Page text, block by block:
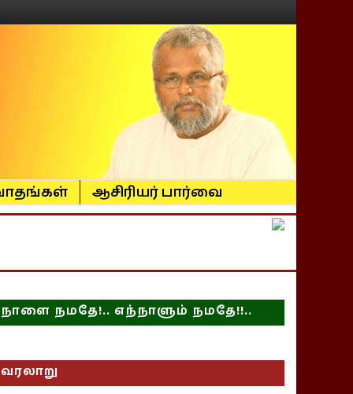
ஆசிரியர் பார்வை
நாளை நமதே!.. எந்நாளும் நமதே!!..
வரலாறு